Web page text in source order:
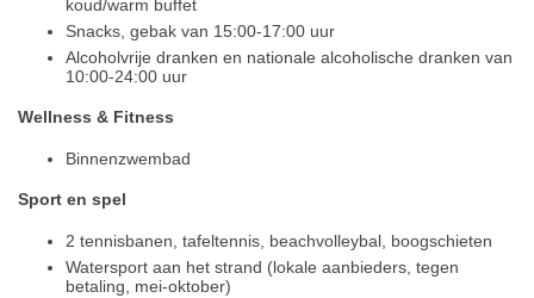
koud/warm buffet
Snacks, gebak van 15:00-17:00 uur
Alcoholvrije dranken en nationale alcoholische dranken van
10:00-24:00 uur
Wellness & Fitness
Binnenzwembad
Sport en spel
2 tennisbanen, tafeltennis, beachvolleybal, boogschieten
Watersport aan het strand (lokale aanbieders, tegen
betaling, mei-oktober)